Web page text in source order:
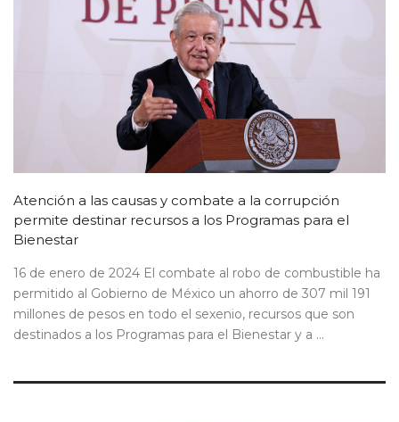
Atención a las causas y combate a la corrupción
permite destinar recursos a los Programas para el
Bienestar
16 de enero de 2024 El combate al robo de combustible ha
permitido al Gobierno de México un ahorro de 307 mil 191
millones de pesos en todo el sexenio, recursos que son
destinados a los Programas para el Bienestar y a ...